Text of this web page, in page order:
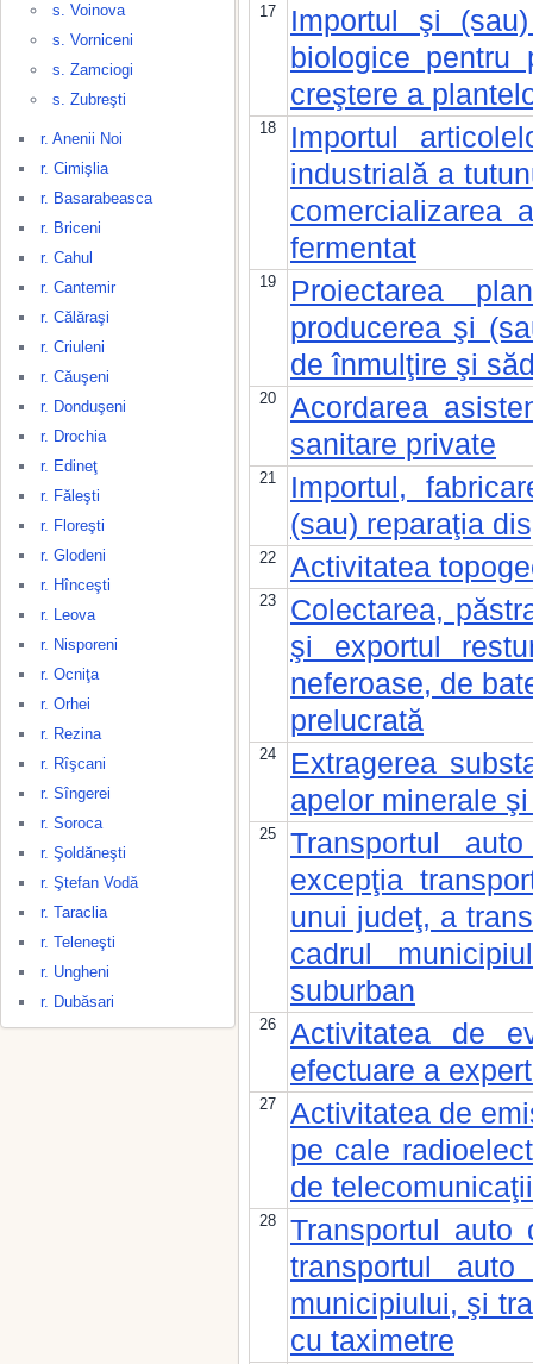
s. Voinova
s. Vorniceni
s. Zamciogi
s. Zubreşti
r. Anenii Noi
r. Cimişlia
r. Basarabeasca
r. Briceni
r. Cahul
r. Cantemir
r. Călăraşi
r. Criuleni
r. Căuşeni
r. Donduşeni
r. Drochia
r. Edineţ
r. Făleşti
r. Floreşti
r. Glodeni
r. Hînceşti
r. Leova
r. Nisporeni
r. Ocniţa
r. Orhei
r. Rezina
r. Rîşcani
r. Sîngerei
r. Soroca
r. Şoldăneşti
r. Ştefan Vodă
r. Taraclia
r. Teleneşti
r. Ungheni
r. Dubăsari
17
Importul şi
biologice pentru
creştere a
18
Importul
industrială a
comercializarea
fermentat
19
Proiectarea
producerea şi
de înmulţire şi
20
Acordarea
sanitare private
21
Importul,
(sau) reparaţia
22 Activitatea
23
Colectarea,
şi exportul
neferoase, de
prelucrată
24
Extragerea
apelor minerale
25
Transportul
excepţia
unui judeţ, a
cadrul
suburban
26
Activitatea de
efectuare a
27
Activitatea de
pe cale
de
28
Transportul auto
transportul
municipiului, şi
cu taximetre